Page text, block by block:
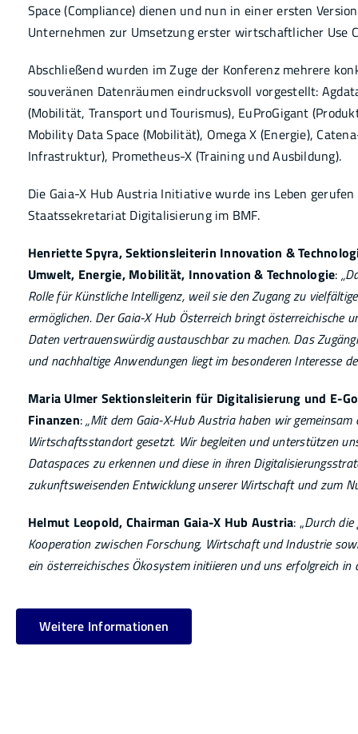
Space (Compliance) dienen und nun in einer ersten
Unternehmen zur Umsetzung erster wirtschaftlicher Use
Abschließend wurden im Zuge der Konferenz mehrere
souveränen Datenräumen eindrucksvoll vorgestellt:
(Mobilität, Transport und Tourismus), EuProGigant
Mobility Data Space (Mobilität), Omega X (Energie),
Infrastruktur), Prometheus-X (Training und Ausbildung).
Die Gaia-X Hub Austria Initiative wurde ins Leben
Staatssekretariat Digitalisierung im BMF.
Henriette Spyra, Sektionsleiterin Innovation &
Umwelt, Energie, Mobilität, Innovation & Technologie:
Rolle für Künstliche Intelligenz, weil sie den Zugang zu
ermöglichen. Der Gaia-X Hub Österreich bringt österreichische
Daten vertrauenswürdig austauschbar zu machen. Das
und nachhaltige Anwendungen liegt im besonderen Interesse
Maria Ulmer Sektionsleiterin für Digitalisierung und E-
Finanzen:„Mit dem Gaia-X-Hub Austria haben wir
Wirtschaftsstandort gesetzt. Wir begleiten und unterstützen
Dataspaces zu erkennen und diese in ihren
zukunftsweisenden Entwicklung unserer Wirtschaft und zum
Helmut Leopold, Chairman Gaia-X Hub Austria: „Durch
Kooperation zwischen Forschung, Wirtschaft und Industrie
ein österreichisches Ökosystem initiieren und uns erfolgreich in
Weitere Informationen